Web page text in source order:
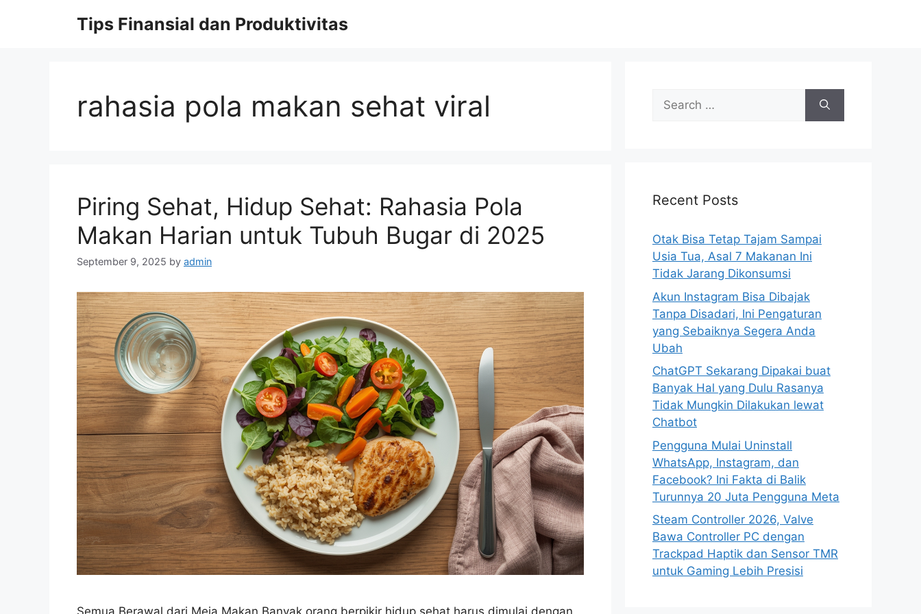
Tips Finansial dan Produktivitas
rahasia pola makan sehat viral
Piring Sehat, Hidup Sehat: Rahasia Pola
Makan Harian untuk Tubuh Bugar di 2025
September 9, 2025 by admin
f
r
:
Recent Posts
Otak Bisa Tetap Tajam Sampai
Usia Tua, Asal 7 Makanan Ini
Tidak Jarang Dikonsumsi
Akun Instagram Bisa Dibajak
Tanpa Disadari, Ini Pengaturan
yang Sebaiknya Segera Anda
Ubah
ChatGPT Sekarang Dipakai buat
Banyak Hal yang Dulu Rasanya
Tidak Mungkin Dilakukan lewat
Chatbot
Pengguna Mulai Uninstall
WhatsApp, Instagram, dan
Facebook? Ini Fakta di Balik
Turunnya 20 Juta Pengguna Meta
Steam Controller 2026, Valve
Bawa Controller PC dengan
Trackpad Haptik dan Sensor TMR
untuk Gaming Lebih Presisi